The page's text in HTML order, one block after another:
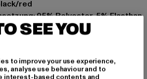
red
95% Polyester, 5% Elasthan
|
Neuss | DE
SEE YOU
to improve your use experience,
analyse use behaviour and to
interest-based contents and